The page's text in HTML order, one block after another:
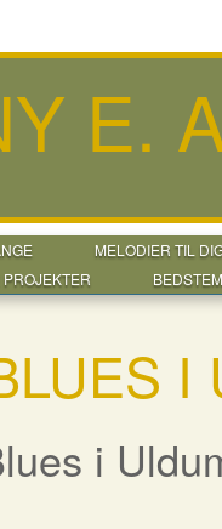
E.
MELODIER TIL
i